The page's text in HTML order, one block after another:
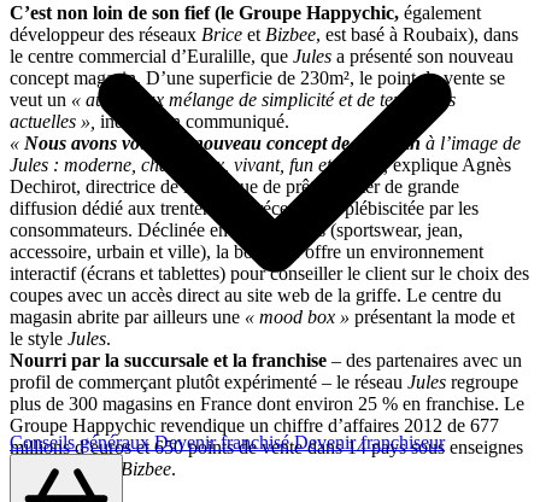
Conseils généraux Devenir franchiséDevenir franchiseur
C’est non loin de son fief (le Groupe Happychic, également
développeur des réseaux Brice et Bizbee, est basé à Roubaix), dans
le centre commercial d’Euralille, que Jules a présenté son nouveau
concept magasin. D’une superficie de 230m², le point de vente se
veut un « audacieux mélange de simplicité et de tendances
actuelles », indique un communiqué.
« Nous avons voulu ce nouveau concept de magasin à l’image de
Jules : moderne, chaleureux, vivant, fun et sexy »,explique Agnès
Dechirot, directrice de la marque de prêt-à-porter de grande
diffusion dédié aux trentenaires, récemment plébiscitée par les
consommateurs. Déclinée en cinq univers (sportswear, jean,
accessoire, urbain et ville), la boutique offre un environnement
interactif (écrans et tablettes) pour conseiller le client sur le choix des
coupes avec un accès direct au site web de la griffe. Le centre du
magasin abrite par ailleurs une « mood box » présentant la mode et
le style Jules.
Nourri par la succursale et la franchise – des partenaires avec un
profil de commerçant plutôt expérimenté – le réseau Jules regroupe
plus de 300 magasins en France dont environ 25 % en franchise. Le
Groupe Happychic revendique un chiffre d’affaires 2012 de 677
millions d’euros et 650 points de vente dans 14 pays sous enseignes
ules, Brice Bizbee.
Partager sur :